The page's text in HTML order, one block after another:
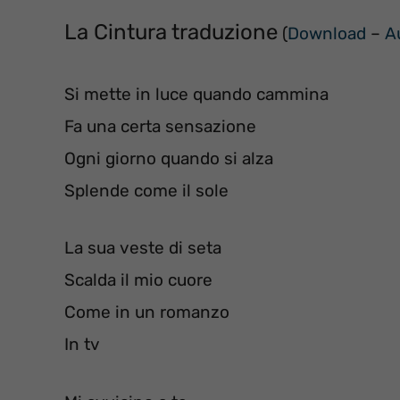
La Cintura traduzione (Download –
Si mette in luce quando cammina
Fa una certa sensazione
Ogni giorno quando si alza
Splende come il sole
La sua veste di seta
Scalda il mio cuore
Come in un romanzo
In tv